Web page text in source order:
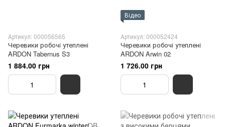
Артикул: 000056565
Черевики робочі утеплені
ARDON Tabernus S3
1 884.00 грн
Відео
Артикул: 000052424
Черевики робочі утеплені
ARDON Arwin 02
1 726.00 грн